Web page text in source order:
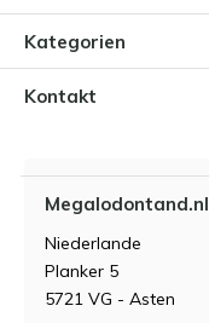
Kategorien
Kontakt
Megalodontand.nl
Niederlande
Planker 5
5721 VG - Asten